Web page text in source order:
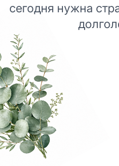
сегодня нужна